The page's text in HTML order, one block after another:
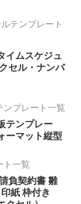
テンプレート
イムスケジュ
セル・ナンバ
ンプレート一覧
テンプレー
ーマット縦型
ト一覧
負契約書 雛
紙 枠付き